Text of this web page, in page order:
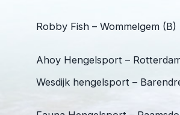
Robby Fish – Wommelgem (B)
Ahoy Hengelsport –
Wesdijk hengelsport –